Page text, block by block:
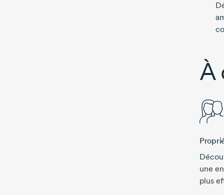
À
une
plus